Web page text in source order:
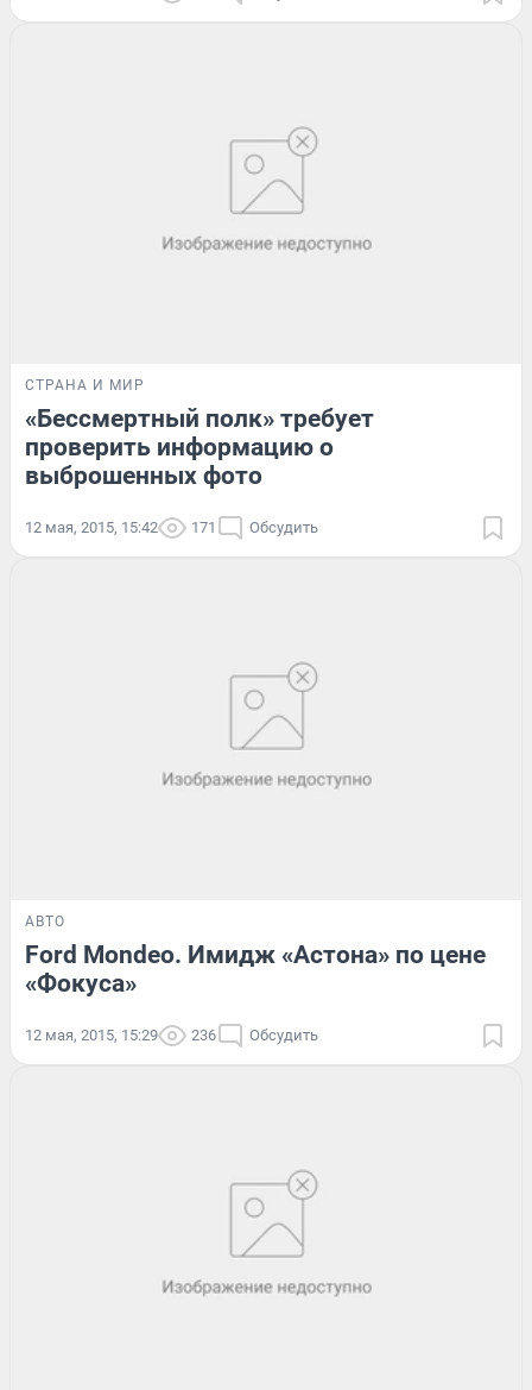
СТРАНА И МИР
«Бессмертный полк» требует
проверить информацию о
выброшенных фото
12 мая, 2015, 15:42 171 Обсудить
АВТО
Ford Mondeo. Имидж «Астона» по цене
«Фокуса»
12 мая, 2015, 15:29 236 Обсудить